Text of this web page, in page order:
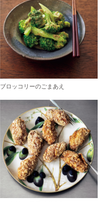
ブロッコリーのごまあえ